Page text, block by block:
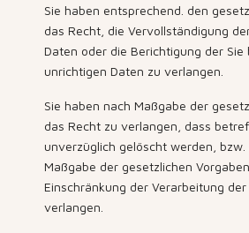
Sie haben entsprechend. den
das Recht, die Vervollständigung
Daten oder die Berichtigung der
unrichtigen Daten zu verlangen.
Sie haben nach Maßgabe der
das Recht zu verlangen, dass
unverzüglich gelöscht werden,
Maßgabe der gesetzlichen
Einschränkung der Verarbeitung
verlangen.